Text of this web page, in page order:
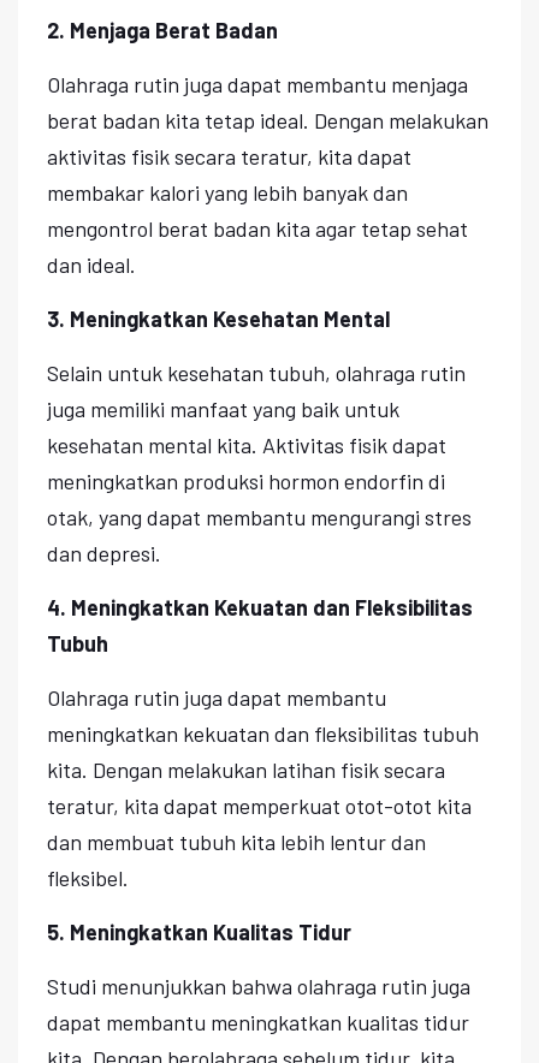
2. Menjaga Berat Badan
Olahraga rutin juga dapat membantu menjaga
berat badan kita tetap ideal. Dengan melakukan
aktivitas fisik secara teratur, kita dapat
membakar kalori yang lebih banyak dan
mengontrol berat badan kita agar tetap sehat
dan ideal.
3. Meningkatkan Kesehatan Mental
Selain untuk kesehatan tubuh, olahraga rutin
juga memiliki manfaat yang baik untuk
kesehatan mental kita. Aktivitas fisik dapat
meningkatkan produksi hormon endorfin di
otak, yang dapat membantu mengurangi stres
dan depresi.
4. Meningkatkan Kekuatan dan Fleksibilitas
Tubuh
Olahraga rutin juga dapat membantu
meningkatkan kekuatan dan fleksibilitas tubuh
kita. Dengan melakukan latihan fisik secara
teratur, kita dapat memperkuat otot-otot kita
dan membuat tubuh kita lebih lentur dan
fleksibel.
5. Meningkatkan Kualitas Tidur
Studi menunjukkan bahwa olahraga rutin juga
dapat membantu meningkatkan kualitas tidur